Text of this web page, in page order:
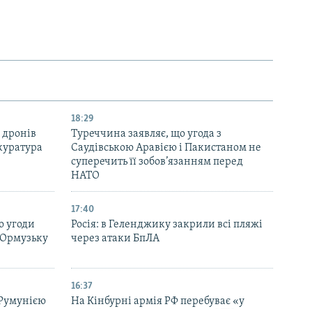
18:29
Туреччина заявляє, що угода з
Саудівською Аравією і Пакистаном не
суперечить її зобов’язанням перед
НАТО
угоди
17:40
Росія: в Геленджику закрили всі пляжі
через атаки БпЛА
16:37
На Кінбурні армія РФ перебуває «у